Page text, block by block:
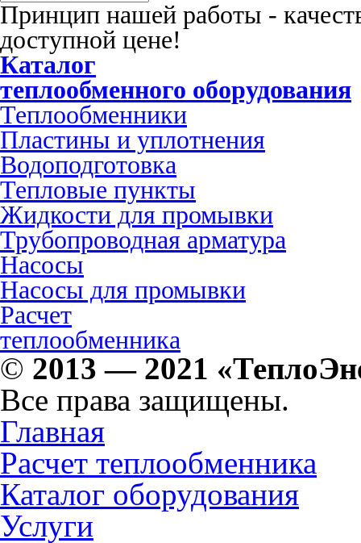
Принцип нашей работы -
доступной цене!
Каталог
теплообменного оборудования
Теплообменники
Пластины и уплотнения
Водоподготовка
Тепловые пункты
Жидкости для промывки
Трубопроводная арматура
Насосы
Насосы для промывки
Расчет
теплообменника
© 2013 — 2021
Все права защищены.
Главная
Расчет теплообменника
Каталог оборудования
Услуги